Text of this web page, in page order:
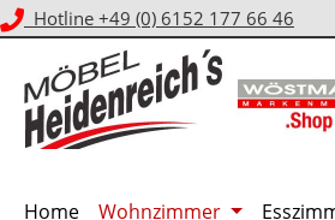
Hauptinhalt springen
Zur Suche springen
Zur Hauptnavigation springen
Hotline +49 (0) 6152 177 66 46
Home Wohnzimmer